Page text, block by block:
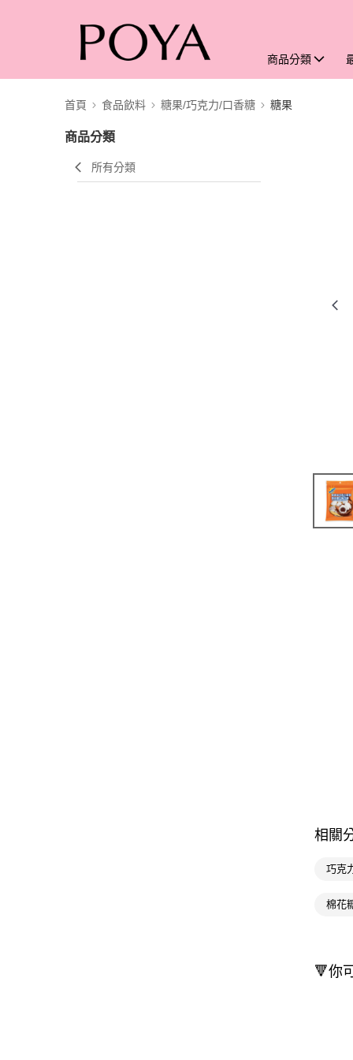
商品分類
首頁 食品飲料 糖果/巧克力/口香糖 糖果
商品分類
所有分類
相關
巧克
棉花
🔻你